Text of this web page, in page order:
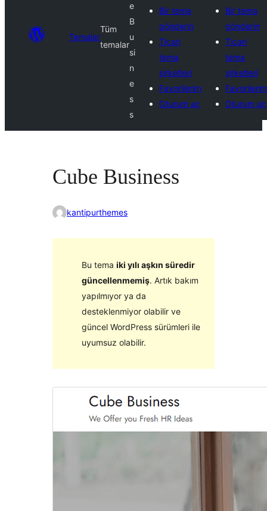
Temalar
Tüm
temalar
e
B
u
si
n
e
s
s
Bir tema
gönderin
Ticari
tema
şirketleri
Favorilerim
Oturum aç
Bir tema
gönderin
Ticari
tema
şirketleri
Favorilerim
Oturum aç
Cube Business
kantipurthemes
Bu tema iki yılı aşkın süredir
güncellenmemiş. Artık bakım
yapılmıyor ya da
desteklenmiyor olabilir ve
güncel WordPress sürümleri ile
uyumsuz olabilir.